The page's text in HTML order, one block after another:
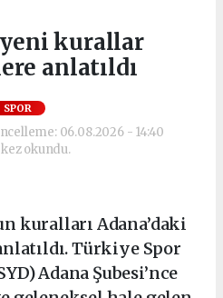
kurallar
anlatıldı
SPOR
06.08.2026 - 14:40
kez okundu.
kuralları Adana’daki
Türkiye Spor
Adana Şubesi’nce